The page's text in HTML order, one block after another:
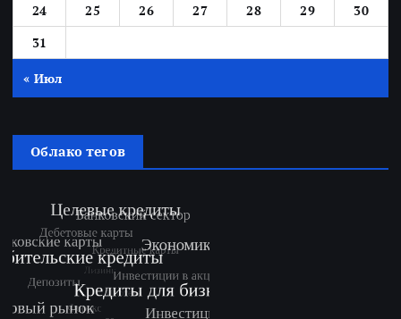
24
25 26 27 28 29
30
31
« Июл
Облако тегов